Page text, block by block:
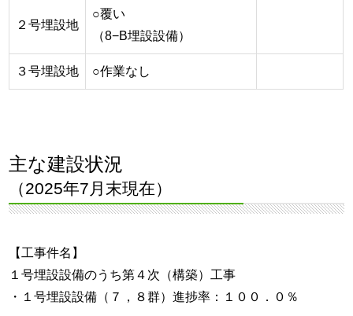
２号埋設地
○覆い
（8−B埋設設備）
３号埋設地 ○作業なし
主な建設状況
（2025年7月末現在）
【工事件名】
１号埋設設備のうち第４次（構築）工事
・１号埋設設備（７，８群）進捗率：１００．０％